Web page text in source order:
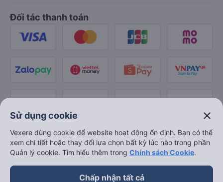
Đối tác thanh toán
Sử dụng cookie close
Vexere dùng cookie để website hoạt động ổn định. Bạn có thể
xem chi tiết hoặc thay đổi lựa chọn bất kỳ lúc nào trong phần
Quản lý cookie. Tìm hiểu thêm trong Chính sách Cookie.
Chấp nhận tất cả